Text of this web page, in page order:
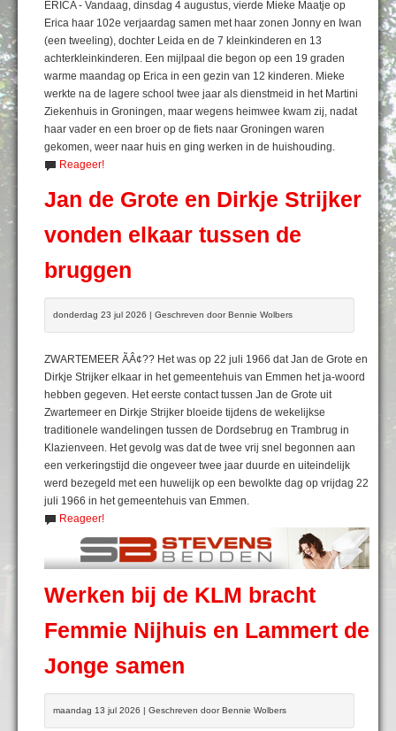
ERICA - Vandaag, dinsdag 4 augustus, vierde Mieke Maatje op
Erica haar 102e verjaardag samen met haar zonen Jonny en Iwan
(een tweeling), dochter Leida en de 7 kleinkinderen en 13
achterkleinkinderen. Een mijlpaal die begon op een 19 graden
warme maandag op Erica in een gezin van 12 kinderen. Mieke
werkte na de lagere school twee jaar als dienstmeid in het Martini
Ziekenhuis in Groningen, maar wegens heimwee kwam zij, nadat
haar vader en een broer op de fiets naar Groningen waren
gekomen, weer naar huis en ging werken in de huishouding.
Reageer!
Jan de Grote en Dirkje Strijker
vonden elkaar tussen de
bruggen
donderdag 23 jul 2026 | Geschreven door Bennie Wolbers
ZWARTEMEER ÃÂ¢?? Het was op 22 juli 1966 dat Jan de Grote en
Dirkje Strijker elkaar in het gemeentehuis van Emmen het ja-woord
hebben gegeven. Het eerste contact tussen Jan de Grote uit
Zwartemeer en Dirkje Strijker bloeide tijdens de wekelijkse
traditionele wandelingen tussen de Dordsebrug en Trambrug in
Klazienveen. Het gevolg was dat de twee vrij snel begonnen aan
een verkeringstijd die ongeveer twee jaar duurde en uiteindelijk
werd bezegeld met een huwelijk op een bewolkte dag op vrijdag 22
juli 1966 in het gemeentehuis van Emmen.
Reageer!
Werken bij de KLM bracht
Femmie Nijhuis en Lammert de
Jonge samen
maandag 13 jul 2026 | Geschreven door Bennie Wolbers